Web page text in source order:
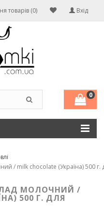
Вхід
товарів (0)
0
/ milk chocolate (Україна) 500 г.
МОЛОЧНИЙ /
500 Г. ДЛЯ